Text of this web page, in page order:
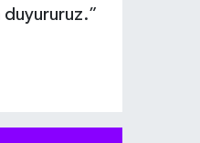
duyururuz.”